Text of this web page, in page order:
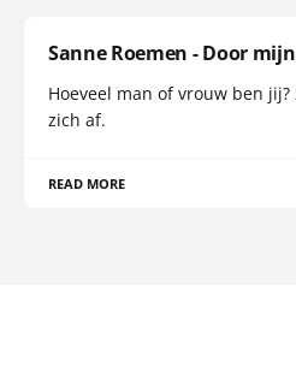
Sanne Roemen - Door
Hoeveel man of vrouw ben
zich af.
READ MORE